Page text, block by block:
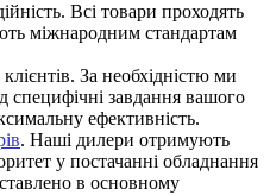
Всі товари проходять
міжнародним стандартам
За необхідністю ми
специфічні завдання вашого
ефективність.
. Наші дилери отримують
у постачанні обладнання
в основному